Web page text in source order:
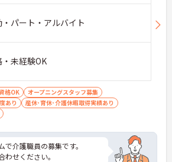
パート・アルバイト
・未経験OK
格OK
オープニングスタッフ募集
あり
産休･育休･介護休暇取得実績あり
介護職員の募集です。
わせください。